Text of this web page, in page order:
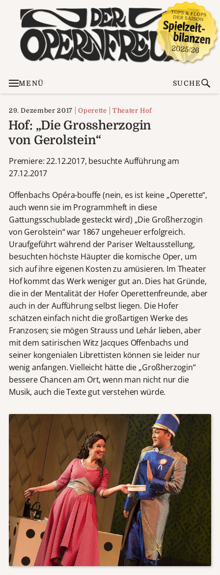
MENÜ SUCHE
29. Dezember 2017 Operette Theater Hof
Hof: „Die Grossherzogin
von Gerolstein“
Premiere: 22.12.2017, besuchte Aufführung am
27.12.2017
Offenbachs Opéra-bouffe (nein, es ist keine „Operette“,
auch wenn sie im Programmheft in diese
Gattungsschublade gesteckt wird) „Die Großherzogin
von Gerolstein“ war 1867 ungeheuer erfolgreich.
Uraufgeführt während der Pariser Weltausstellung,
besuchten höchste Häupter die komische Oper, um
sich auf ihre eigenen Kosten zu amüsieren. Im Theater
Hof kommt das Werk weniger gut an. Dies hat Gründe,
die in der Mentalität der Hofer Operettenfreunde, aber
auch in der Aufführung selbst liegen. Die Hofer
schätzen einfach nicht die großartigen Werke des
Franzosen; sie mögen Strauss und Lehár lieben, aber
mit dem satirischen Witz Jacques Offenbachs und
seiner kongenialen Librettisten können sie leider nur
wenig anfangen. Vielleicht hätte die „Großherzogin“
bessere Chancen am Ort, wenn man nicht nur die
Musik, auch die Texte gut verstehen würde.